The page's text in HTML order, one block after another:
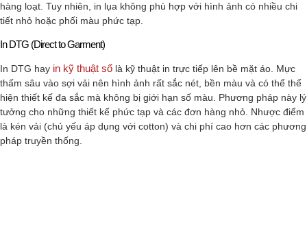
hàng loạt. Tuy nhiên, in lụa không phù hợp với hình ảnh có nhiều chi
tiết nhỏ hoặc phối màu phức tạp.
In DTG (Direct to Garment)
In DTG hay in kỹ thuật số là kỹ thuật in trực tiếp lên bề mặt áo. Mực
thấm sâu vào sợi vải nên hình ảnh rất sắc nét, bền màu và có thể thể
hiện thiết kế đa sắc mà không bị giới hạn số màu. Phương pháp này lý
tưởng cho những thiết kế phức tạp và các đơn hàng nhỏ. Nhược điểm
là kén vải (chủ yếu áp dụng với cotton) và chi phí cao hơn các phương
pháp truyền thống.